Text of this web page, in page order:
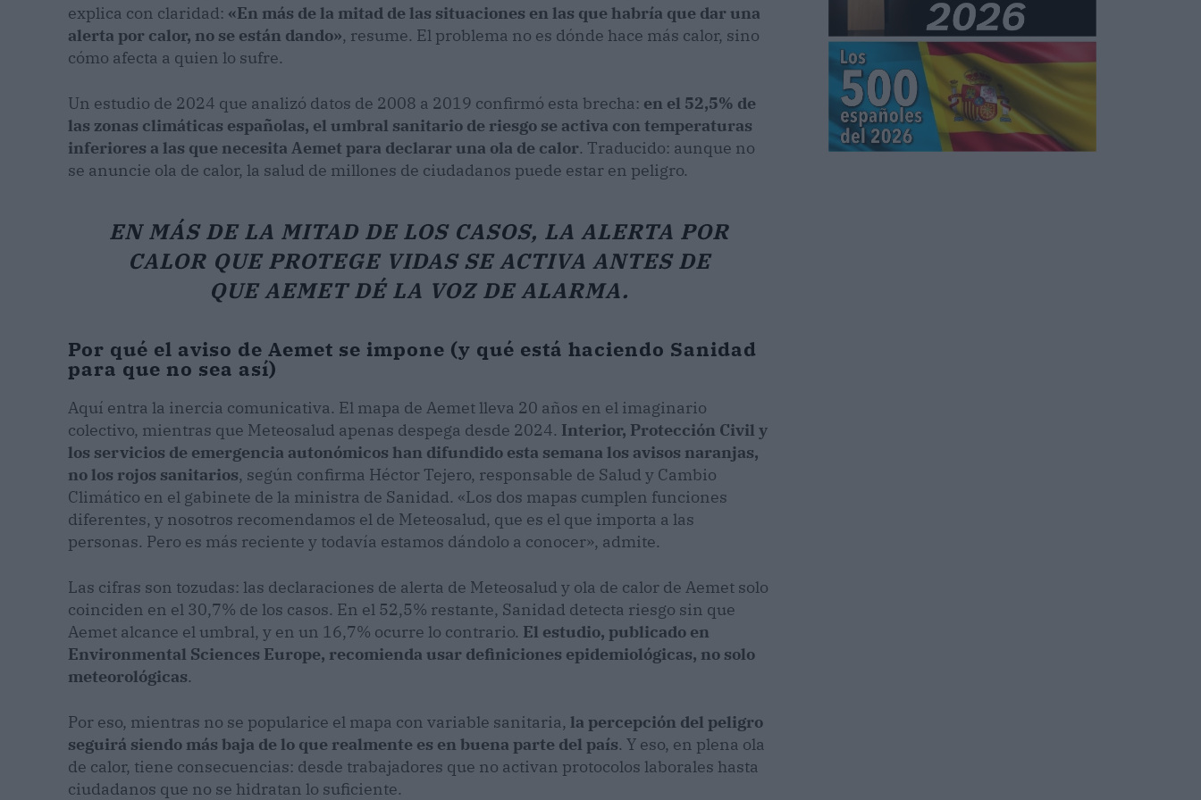
explica con claridad: «En más de la mitad de las situaciones en las que habría que dar una
alerta por calor, no se están dando», resume. El problema no es dónde hace más calor, sino
cómo afecta a quien lo sufre.
Un estudio de 2024 que analizó datos de 2008 a 2019 confirmó esta brecha: en el 52,5% de
las zonas climáticas españolas, el umbral sanitario de riesgo se activa con temperaturas
inferiores a las que necesita Aemet para declarar una ola de calor. Traducido: aunque no
se anuncie ola de calor, la salud de millones de ciudadanos puede estar en peligro.
EN MÁS DE LA MITAD DE LOS CASOS, LA ALERTA POR
CALOR QUE PROTEGE VIDAS SE ACTIVA ANTES DE
QUE AEMET DÉ LA VOZ DE ALARMA.
Por qué el aviso de Aemet se impone (y qué está haciendo Sanidad
para que no sea así)
Aquí entra la inercia comunicativa. El mapa de Aemet lleva 20 años en el imaginario
colectivo, mientras que Meteosalud apenas despega desde 2024. Interior, Protección Civil y
los servicios de emergencia autonómicos han difundido esta semana los avisos naranjas,
no los rojos sanitarios, según confirma Héctor Tejero, responsable de Salud y Cambio
Climático en el gabinete de la ministra de Sanidad. «Los dos mapas cumplen funciones
diferentes, y nosotros recomendamos el de Meteosalud, que es el que importa a las
personas. Pero es más reciente y todavía estamos dándolo a conocer», admite.
Las cifras son tozudas: las declaraciones de alerta de Meteosalud y ola de calor de Aemet solo
coinciden en el 30,7% de los casos. En el 52,5% restante, Sanidad detecta riesgo sin que
Aemet alcance el umbral, y en un 16,7% ocurre lo contrario. El estudio, publicado en
Environmental Sciences Europe, recomienda usar definiciones epidemiológicas, no solo
meteorológicas.
Por eso, mientras no se popularice el mapa con variable sanitaria, la percepción del peligro
seguirá siendo más baja de lo que realmente es en buena parte del país. Y eso, en plena ola
de calor, tiene consecuencias: desde trabajadores que no activan protocolos laborales hasta
ciudadanos que no se hidratan lo suficiente.